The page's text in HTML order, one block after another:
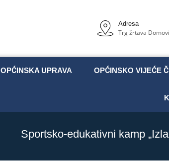
Adresa
Trg žrtava
OPĆINSKA UPRAVA OPĆINSKO VIJEĆE
Sportsko-edukativni kamp